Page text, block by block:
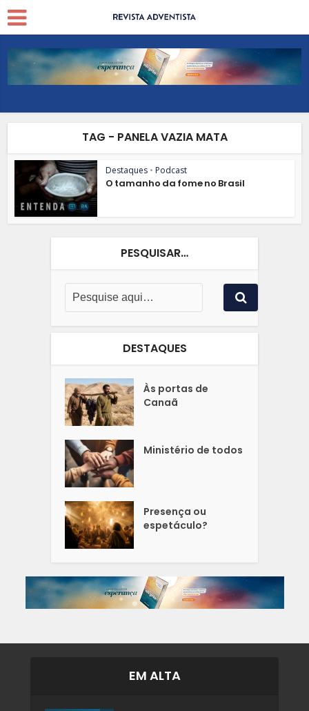
TAG - PANELA VAZIA MATA
Destaques • Podcast
O tamanho da fome no Brasil
PESQUISAR…
DESTAQUES
Às portas de
Canaã
Ministério de todos
Presença ou
espetáculo?
EM ALTA